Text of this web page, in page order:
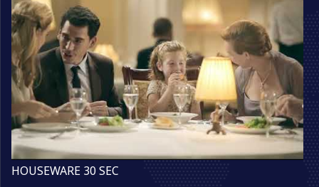
HOUSEWARE 30 SEC